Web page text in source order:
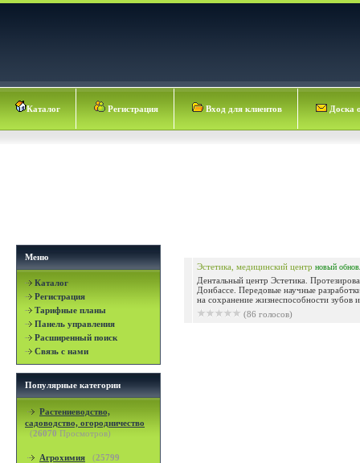
Каталог Регистрация Вход для клиентов Доска
Меню
Каталог
Регистрация
Тарифные планы
Панель управления
Расширенный поиск
Связь с нами
Популярные категории
Растениеводство,
садоводство, огородничество
(26070 Просмотров)
Агрохимия (25799
Эстетика, медицинский центр новый
Дентальный центр Эстетика.
Донбассе. Передовые научные
на сохранение жизнеспособности зубов
(86 голосов)